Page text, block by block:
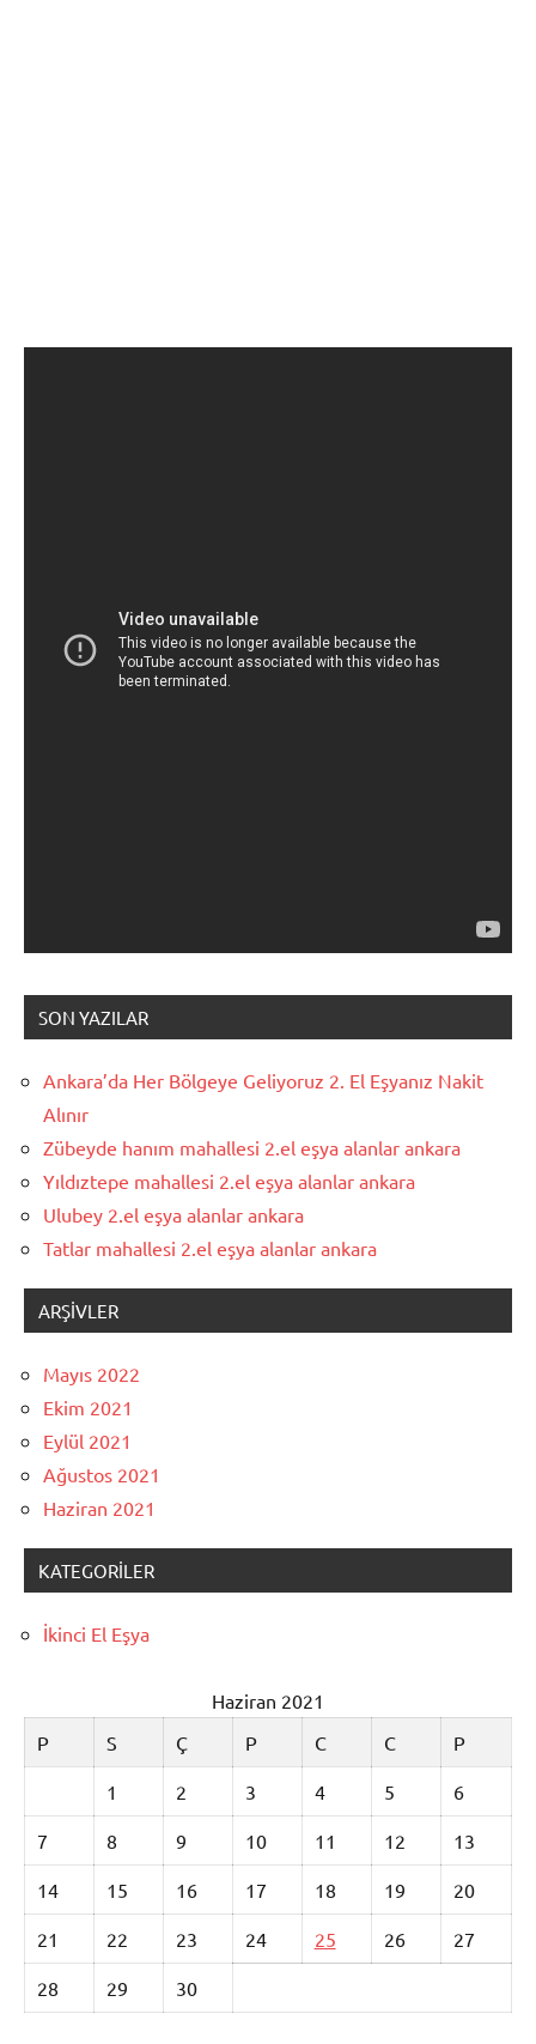
SON YAZILAR
Ankara’da Her Bölgeye Geliyoruz 2. El Eşyanız Nakit
Alınır
Zübeyde hanım mahallesi 2.el eşya alanlar ankara
Yıldıztepe mahallesi 2.el eşya alanlar ankara
Ulubey 2.el eşya alanlar ankara
Tatlar mahallesi 2.el eşya alanlar ankara
ARŞIVLER
Mayıs 2022
Ekim 2021
Eylül 2021
Ağustos 2021
Haziran 2021
KATEGORILER
İkinci El Eşya
Haziran 2021
P
S Ç P C C P
1 2 3 4 5 6
7 8 9 10 11 12 13
14 15 16 17 18 19 20
21 22 23 24 25 26 27
28 29 30